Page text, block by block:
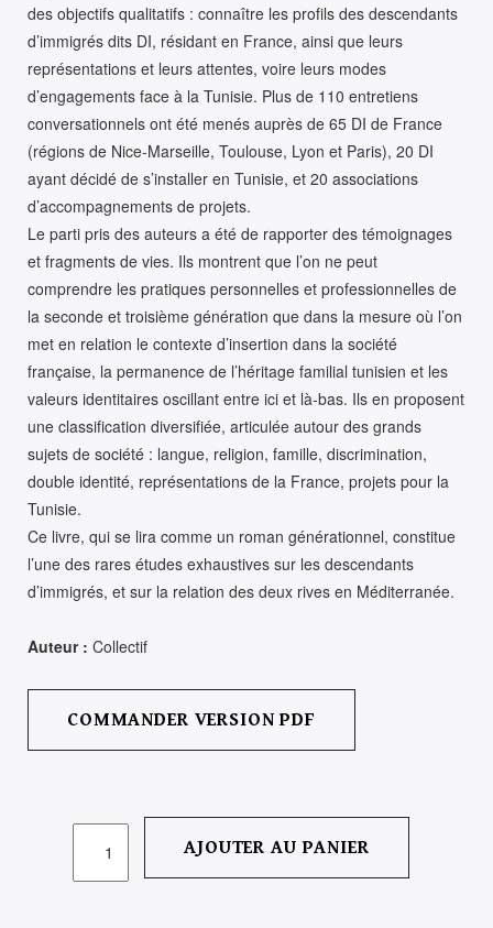
des objectifs qualitatifs : connaître les profils des descendants
d’immigrés dits DI, résidant en France, ainsi que leurs
représentations et leurs attentes, voire leurs modes
d’engagements face à la Tunisie. Plus de 110 entretiens
conversationnels ont été menés auprès de 65 DI de France
(régions de Nice-Marseille, Toulouse, Lyon et Paris), 20 DI
ayant décidé de s’installer en Tunisie, et 20 associations
d’accompagnements de projets.
Le parti pris des auteurs a été de rapporter des témoignages
et fragments de vies. Ils montrent que l’on ne peut
comprendre les pratiques personnelles et professionnelles de
la seconde et troisième génération que dans la mesure où l’on
met en relation le contexte d’insertion dans la société
française, la permanence de l’héritage familial tunisien et les
valeurs identitaires oscillant entre ici et là-bas. Ils en proposent
une classification diversifiée, articulée autour des grands
sujets de société : langue, religion, famille, discrimination,
double identité, représentations de la France, projets pour la
Tunisie.
Ce livre, qui se lira comme un roman générationnel, constitue
l’une des rares études exhaustives sur les descendants
d’immigrés, et sur la relation des deux rives en Méditerranée.
Auteur : Collectif
COMMANDER VERSION PDF
AJOUTER AU PANIER